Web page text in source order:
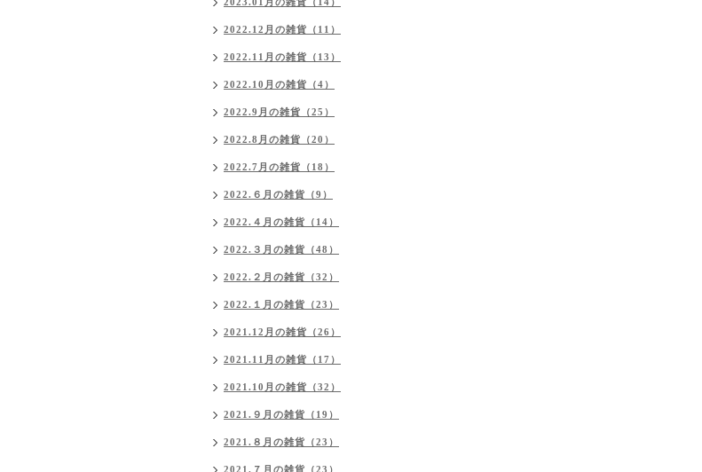
2022.12月の雑貨（11）
2022.11月の雑貨（13）
2022.10月の雑貨（4）
2022.9月の雑貨（25）
2022.8月の雑貨（20）
2022.7月の雑貨（18）
2022.６月の雑貨（9）
2022.４月の雑貨（14）
2022.３月の雑貨（48）
2022.２月の雑貨（32）
2022.１月の雑貨（23）
2021.12月の雑貨（26）
2021.11月の雑貨（17）
2021.10月の雑貨（32）
2021.９月の雑貨（19）
2021.８月の雑貨（23）
2021.７月の雑貨（23）